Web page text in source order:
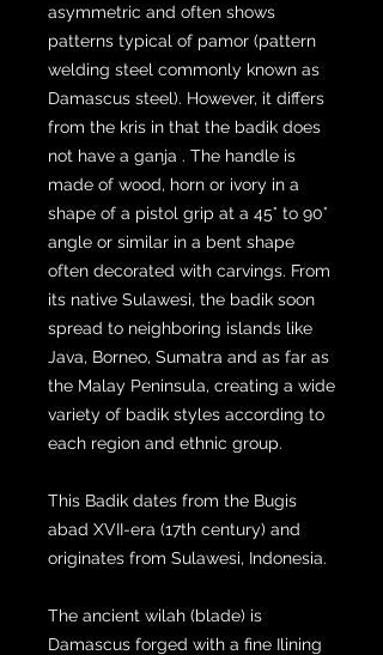
asymmetric and often shows
patterns typical of pamor (pattern
welding steel commonly known as
Damascus steel). However, it differs
from the kris in that the badik does
not have a ganja . The handle is
made of wood, horn or ivory in a
shape of a pistol grip at a 45° to 90°
angle or similar in a bent shape
often decorated with carvings. From
its native Sulawesi, the badik soon
spread to neighboring islands like
Java, Borneo, Sumatra and as far as
the Malay Peninsula, creating a wide
variety of badik styles according to
each region and ethnic group.
This Badik dates from the Bugis
abad XVII-era (17th century) and
originates from Sulawesi, Indonesia.
The ancient wilah (blade) is
Damascus forged with a fine Ilining